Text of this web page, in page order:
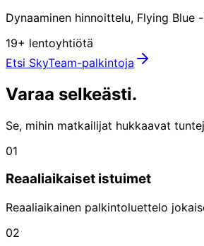
Dynaaminen hinnoittelu, Flying
19+ lentoyhtiötä
Etsi SkyTeam-palkintoja
Varaa selkeästi.
Se, mihin matkailijat hukkaavat
01
Reaaliaikaiset istuimet
Reaaliaikainen palkintoluettelo
02